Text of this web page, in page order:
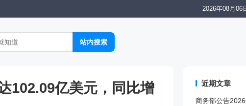
2026年08月06
102.09亿美元，同比增
近期文章
商务部公告